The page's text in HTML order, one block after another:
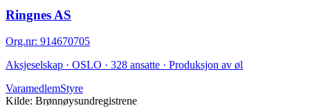
Ringnes AS
Org.nr: 914670705
Aksjeselskap · OSLO · 328 ansatte · Produksjon av øl
VaramedlemStyre
Kilde: Brønnøysundregistrene